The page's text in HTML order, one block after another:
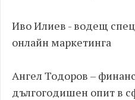
Иво Илиев - водещ
онлайн маркетинга
Ангел Тодоров –
дългогодишен опит в